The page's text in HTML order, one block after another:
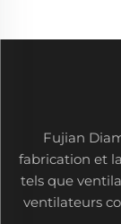
Fujian
fabrication et
tels que
ventilateurs